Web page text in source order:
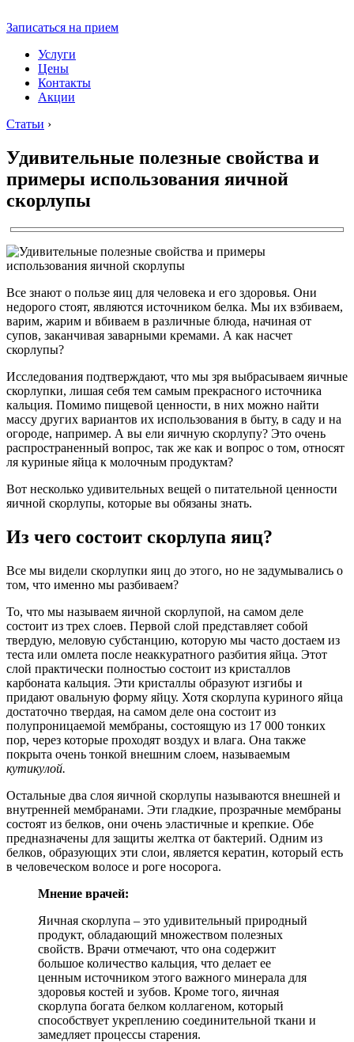
Записаться на прием
Услуги
Цены
Контакты
Акции
Статьи ›
Удивительные полезные свойства и
примеры использования яичной
скорлупы
Все знают о пользе яиц для человека и его здоровья. Они
недорого стоят, являются источником белка. Мы их взбиваем,
варим, жарим и вбиваем в различные блюда, начиная от
супов, заканчивая заварными кремами. А как насчет
скорлупы?
Исследования подтверждают, что мы зря выбрасываем яичные
скорлупки, лишая себя тем самым прекрасного источника
кальция. Помимо пищевой ценности, в них можно найти
массу других вариантов их использования в быту, в саду и на
огороде, например. А вы ели яичную скорлупу? Это очень
распространенный вопрос, так же как и вопрос о том, относят
ля куриные яйца к молочным продуктам?
Вот несколько удивительных вещей о питательной ценности
яичной скорлупы, которые вы обязаны знать.
Из чего состоит скорлупа яиц?
Все мы видели скорлупки яиц до этого, но не задумывались о
том, что именно мы разбиваем?
То, что мы называем яичной скорлупой, на самом деле
состоит из трех слоев. Первой слой представляет собой
твердую, меловую субстанцию, которую мы часто достаем из
теста или омлета после неаккуратного разбития яйца. Этот
слой практически полностью состоит из кристаллов
карбоната кальция. Эти кристаллы образуют изгибы и
придают овальную форму яйцу. Хотя скорлупа куриного яйца
достаточно твердая, на самом деле она состоит из
полупроницаемой мембраны, состоящую из 17 000 тонких
пор, через которые проходят воздух и влага. Она также
покрыта очень тонкой внешним слоем, называемым
кутикулой.
Остальные два слоя яичной скорлупы называются внешней и
внутренней мембранами. Эти гладкие, прозрачные мембраны
состоят из белков, они очень эластичные и крепкие. Обе
предназначены для защиты желтка от бактерий. Одним из
белков, образующих эти слои, является кератин, который есть
в человеческом волосе и роге носорога.
Мнение врачей:
Яичная скорлупа – это удивительный природный
продукт, обладающий множеством полезных
свойств. Врачи отмечают, что она содержит
большое количество кальция, что делает ее
ценным источником этого важного минерала для
здоровья костей и зубов. Кроме того, яичная
скорлупа богата белком коллагеном, который
способствует укреплению соединительной ткани и
замедляет процессы старения.